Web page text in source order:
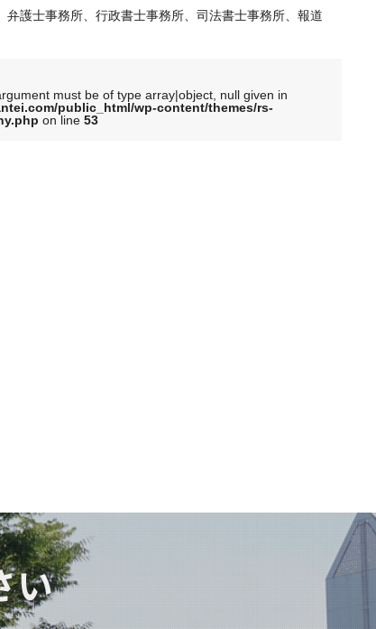
弁護士事務所、行政書士事務所、司法書士事務所、報道
must be of type array|object, null given in
public_html/wp-content/themes/rs-
on line 53
い